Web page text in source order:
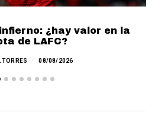
¿hay valor en la
de LAFC?
TORRES 08/08/2026